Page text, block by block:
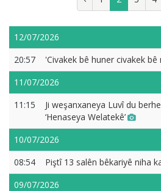
12/07/2026
20:57
'Civakek bê huner civakek bê
11/07/2026
11:15
Ji weşanxaneya Luvî du
‘Henaseya Welatekê’
10/07/2026
08:54
Piştî 13 salên bêkariyê niha
09/07/2026